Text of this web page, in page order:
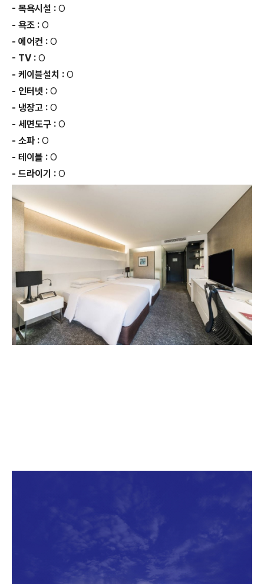
- 목욕시설 : O
- 욕조 : O
- 에어컨 : O
- TV : O
- 케이블설치 : O
- 인터넷 : O
- 냉장고 : O
- 세면도구 : O
- 소파 : O
- 테이블 : O
- 드라이기 : O